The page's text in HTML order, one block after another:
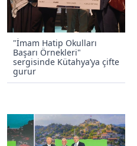
"İmam Hatip Okulları
Başarı Örnekleri"
sergisinde Kütahya’ya çifte
gurur